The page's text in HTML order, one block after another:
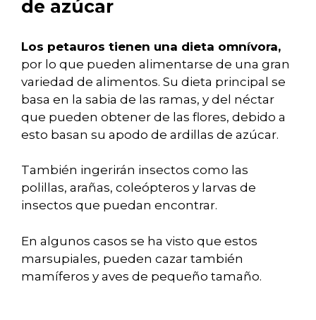
de azúcar
Los petauros tienen una dieta omnívora,
por lo que pueden alimentarse de una gran
variedad de alimentos. Su dieta principal se
basa en la sabia de las ramas, y del néctar
que pueden obtener de las flores, debido a
esto basan su apodo de ardillas de azúcar.
También ingerirán insectos como las
polillas, arañas, coleópteros y larvas de
insectos que puedan encontrar.
En algunos casos se ha visto que estos
marsupiales, pueden cazar también
mamíferos y aves de pequeño tamaño.